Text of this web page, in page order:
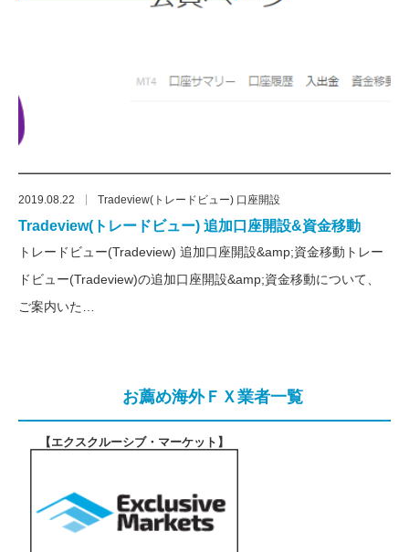
2019.08.22 Tradeview(トレードビュー) 口座開設
Tradeview(トレードビュー) 追加口座開設&資金移動
トレードビュー(Tradeview) 追加口座開設&amp;資金移動トレー
ドビュー(Tradeview)の追加口座開設&amp;資金移動について、
ご案内いた…
お薦め海外ＦＸ業者一覧
【エクスクルーシブ・マーケット 】